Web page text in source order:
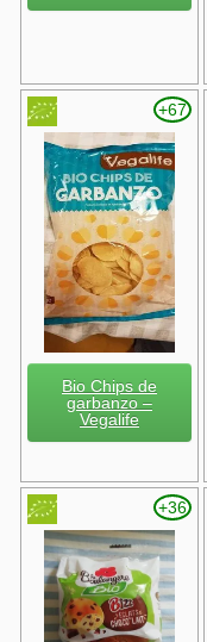
+67
Bio Chips de
garbanzo –
Vegalife
+36